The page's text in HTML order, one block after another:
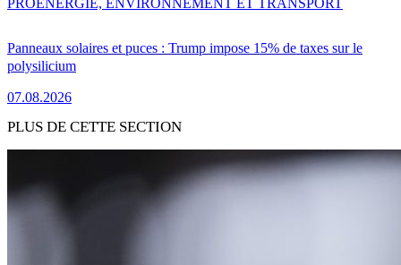
Panneaux solaires et puces : Trump impose 15% de taxes sur le
polysilicium
07.08.2026
PROENERGIE, ENVIRONNEMENT ET TRANSPORT
PLUS DE CETTE SECTION